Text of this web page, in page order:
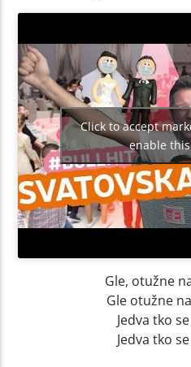
Click to accept
enable
Gle, otužne
Gle otužne
Jedva tko
Jedva tko